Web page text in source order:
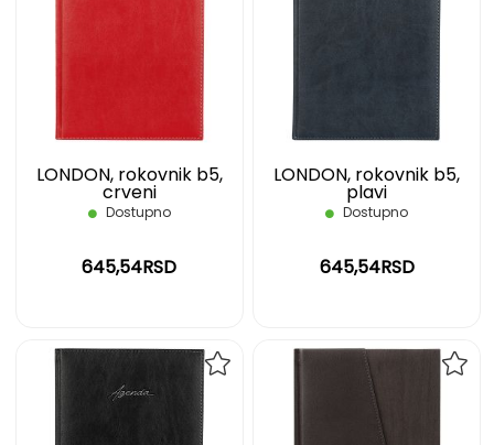
LONDON, rokovnik b5,
crveni
Dostupno
645,54RSD
LONDON, rokovnik b5,
plavi
Dostupno
645,54RSD